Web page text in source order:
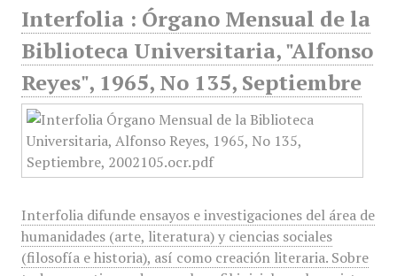
Interfolia : Órgano Mensual de la
Biblioteca Universitaria, "Alfonso
Reyes", 1965, No 135, Septiembre
Interfolia difunde ensayos e investigaciones del área de
humanidades (arte, literatura) y ciencias sociales
(filosofía e historia), así como creación literaria. Sobre